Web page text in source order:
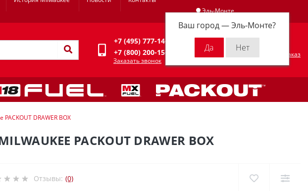
Эль-Монте
Ваш город —Эль-Монте?
Личный кабинет
+7 (495) 777-14-94
+7 (800) 200-15-94
Заказать звонок
Оформить заказ
DRAWER BOX
PACKOUT DRAWER BOX
Отзывы: (0)